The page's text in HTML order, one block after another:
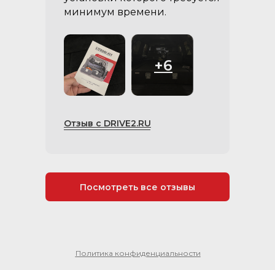
Отзыв с DRIVE2.RU
минимум времени.
Посмотреть все отзывы
+6
Политика конфиденциальности